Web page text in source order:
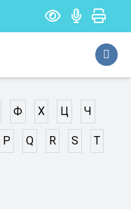
Ф Х Ц Ч
P Q R S T